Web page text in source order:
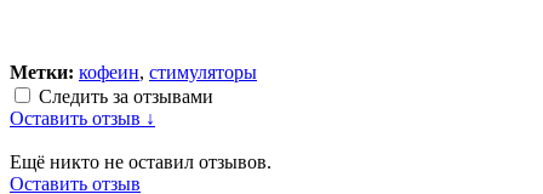
Метки: кофеин, стимуляторы
Следить за отзывами
Оставить отзыв ↓
Ещё никто не оставил отзывов.
Оставить отзыв